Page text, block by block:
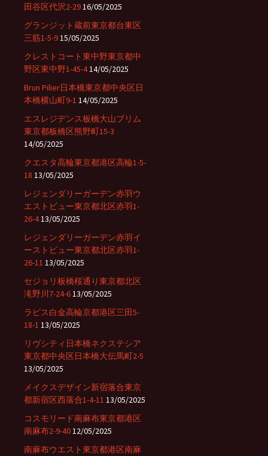
田谷区代沢2-2916/05/2025
グランジット蔵前東京都台東区
三筋1-5-915/05/2025
クレストコート東中野東京都中
野区東中野1-45-414/05/2025
Brun Pilier日本橋東京都中央区日
本橋横山町9-1 14/05/2025
エスレジデンス板橋大山ブリム
東京都板橋区熊野町15-3
14/05/2025
クエスタ高輪東京都港区高輪1-5-
18 13/05/2025
レジェンダリーガーデン赤羽ウ
エストビュー東京都北区赤羽1-
26-413/05/2025
レジェンダリーガーデン赤羽イ
ーストビュー東京都北区赤羽1-
26-11 13/05/2025
セジョリ板橋桜通り東京都北区
滝野川7-24-613/05/2025
ラピス白金高輪京都港区三田5-
18-1 13/05/2025
リヴシティ日本橋ネクステシア
東京都中央区日本橋大伝馬町2-5
13/05/2025
メイクスデザイン新宿落合東京
都新宿区西落合1-4-11 13/05/2025
コスモリード南麻布東京都港区
南麻布2-9-4012/05/2025
南麻布ウエスト東京都港区南麻